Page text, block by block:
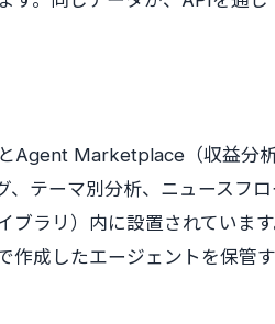
Agent Marketplace（収益分
、テーマ別分析、ニュースフ
ブラリ）内に設置されていま
作成したエージェントを保管